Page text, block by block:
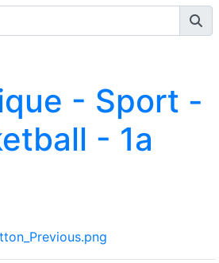
- Sport -
- 1a